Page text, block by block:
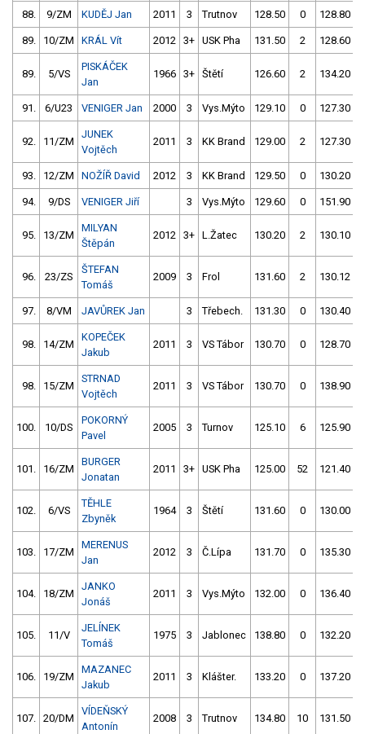
88. 9/ZM KUDĚJ Jan 2011 3 Trutnov 128.50 0 128.80
89. 10/ZM KRÁL Vít 2012 3+ USK Pha 131.50 2 128.60
89. 5/VS
PISKÁČEK
Jan
1966 3+ Štětí 126.60 2 134.20
91. 6/U23 VENIGER Jan 2000 3 Vys.Mýto 129.10 0 127.30
92. 11/ZM
JUNEK
Vojtěch
2011 3 KK Brand 129.00 2 127.30
93. 12/ZM NOŽÍŘ David 2012 3 KK Brand 129.50 0 130.20
94. 9/DS VENIGER Jiří 3 Vys.Mýto 129.60 0 151.90
95. 13/ZM
MILYAN
Štěpán
2012 3+ L.Žatec 130.20 2 130.10
96. 23/ZS
ŠTEFAN
Tomáš
2009 3 Frol 131.60 2 130.12
97. 8/VM JAVŮREK Jan 3 Třebech. 131.30 0 130.40
98. 14/ZM
KOPEČEK
Jakub
2011 3 VS Tábor 130.70 0 128.70
98. 15/ZM
STRNAD
Vojtěch
2011 3 VS Tábor 130.70 0 138.90
100. 10/DS
POKORNÝ
Pavel
2005 3 Turnov 125.10 6 125.90
101. 16/ZM
BURGER
Jonatan
2011 3+ USK Pha 125.00 52 121.40
102. 6/VS
TĚHLE
Zbyněk
1964 3 Štětí 131.60 0 130.00
103. 17/ZM
MERENUS
Jan
2012 3 Č.Lípa 131.70 0 135.30
104. 18/ZM
JANKO
Jonáš
2011 3 Vys.Mýto 132.00 0 136.40
105. 11/V
JELÍNEK
Tomáš
1975 3 Jablonec 138.80 0 132.20
106. 19/ZM
MAZANEC
Jakub
2011 3 Klášter. 133.20 0 137.20
107. 20/DM
VÍDEŇSKÝ
Antonín
2008 3 Trutnov 134.80 10 131.50